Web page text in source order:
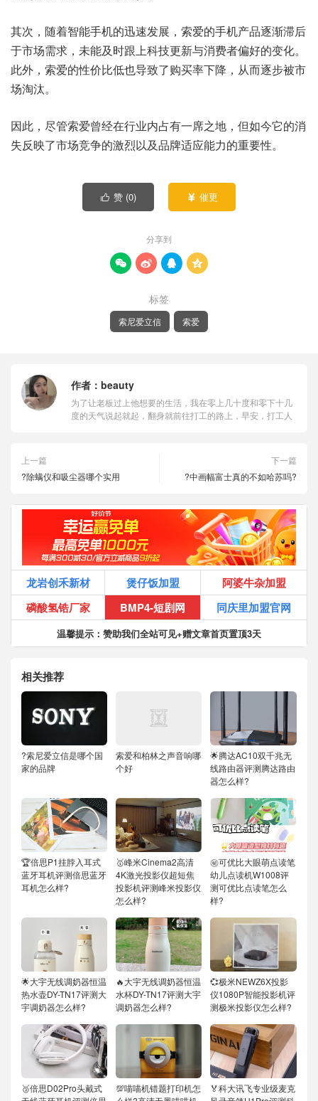
其次，随着智能手机的迅速发展，索爱的手机产品逐渐滞后
于市场需求，未能及时跟上科技更新与消费者偏好的变化。
此外，索爱的性价比低也导致了购买率下降，从而逐步被市
场淘汰。
因此，尽管索爱曾经在行业内占有一席之地，但如今它的消
失反映了市场竞争的激烈以及品牌适应能力的重要性。
 赞 (0)  催更
分享到
   
标签
索尼爱立信 索爱
作者： beauty
为了让老板过上他想要的生活，我在零上几十度和零下十几
度的天气说起就起，翻身就前往打工的路上，早安，打工人
上一篇
?除螨仪和吸尘器哪个实用
下一篇
?中画幅富士真的不如哈苏吗?
龙岩创禾新材 煲仔饭加盟
阿婆牛杂加盟
磷酸氢锆厂家
BMP4-短剧网 同庆里加盟官网
温馨提示：赞助我们全站可见+赠文章首页置顶3天
相关推荐
?索尼爱立信是哪个国
家的品牌
索爱和柏林之声音响哪
个好
🌟腾达AC10双千兆无
线路由器评测腾达路由
器怎么样?
🏆倍思P1挂脖入耳式
蓝牙耳机评测倍思蓝牙
耳机怎么样?
🥇峰米Cinema2高清
4K激光投影仪超短焦
投影机评测峰米投影仪
怎么样?
㊙️可优比大眼萌点读笔
幼儿点读机W1008评
测可优比点读笔怎么
样?
🌟大宇无线调奶器恒温
热水壶DY-TN17评测大
宇调奶器怎么样?
🔥大宇无线调奶器恒温
水杯DY-TN17评测大宇
调奶器怎么样?
💞极米NEWZ6X投影
仪1080P智能投影机评
测极米投影仪怎么样?
🥉倍思D02Pro头戴式
💯喵喵机错题打印机怎
🏅科大讯飞专业级麦克